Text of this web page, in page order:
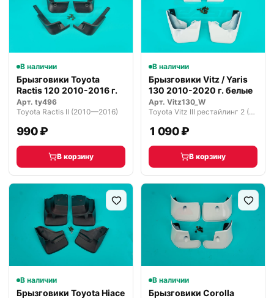
В наличии
Брызговики Toyota
Ractis 120 2010-2016 г.
Арт. ty496
Toyota Ractis II (2010—2016)
990 ₽
В корзину
В наличии
Брызговики Vitz / Yaris
130 2010-2020 г. белые
Арт. Vitz130_W
Toyota Vitz III рестайлинг 2 (2017—2020)
1 090 ₽
В корзину
В наличии
Брызговики Toyota Hiace
В наличии
Брызговики Corolla